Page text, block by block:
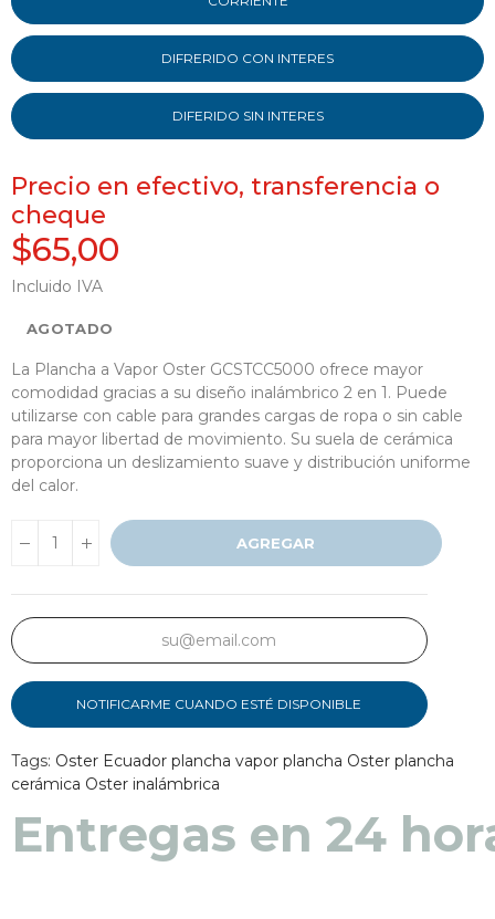
DIFRERIDO CON INTERES
DIFERIDO SIN INTERES
Precio en efectivo, transferencia o
cheque
$65,00
Incluido IVA
AGOTADO
La Plancha a Vapor Oster GCSTCC5000 ofrece mayor
comodidad gracias a su diseño inalámbrico 2 en 1. Puede
utilizarse con cable para grandes cargas de ropa o sin cable
para mayor libertad de movimiento. Su suela de cerámica
proporciona un deslizamiento suave y distribución uniforme
del calor.
AGREGAR
NOTIFICARME CUANDO ESTÉ DISPONIBLE
Tags: Oster Ecuador plancha vapor plancha Oster plancha
cerámica Oster inalámbrica
Entregas en 24
Entregas en 48 a